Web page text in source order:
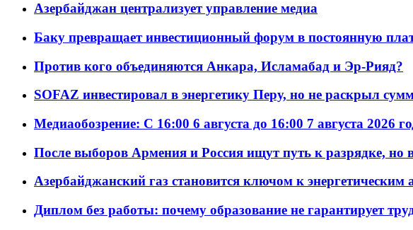
Азербайджан централизует управление медиа
Баку превращает инвестиционный форум в постоянную
Против кого объединяются Анкара, Исламабад и Эр-Рияд?
SOFAZ инвестировал в энергетику Перу, но не раскрыл
Медиаобозрение: С 16:00 6 августа до 16:00 7 августа 2026
После выборов Армения и Россия ищут путь к разрядке, но
Азербайджанский газ становится ключом к
Диплом без работы: почему образование не гарантирует